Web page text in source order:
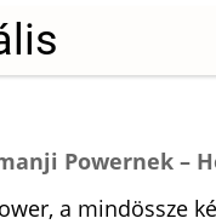
Powernek –
a mindössze